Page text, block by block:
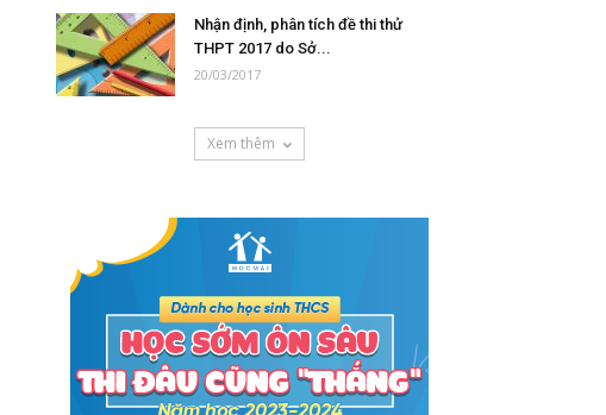
Nhận định, phân tích đề thi thử
THPT 2017 do Sở...
20/03/2017
Xem thêm